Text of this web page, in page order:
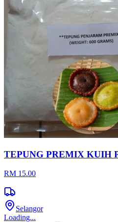
TEPUNG PREMIX KUIH
RM 15.00
Selangor
Loading...